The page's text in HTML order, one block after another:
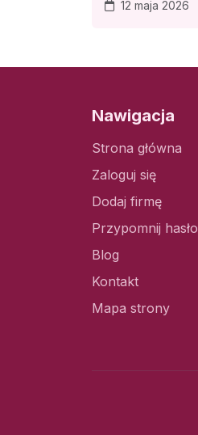
12 maja 2026
Nawigacja
Strona główna
Zaloguj się
Dodaj firmę
Przypomnij hasło
Blog
Kontakt
Mapa strony